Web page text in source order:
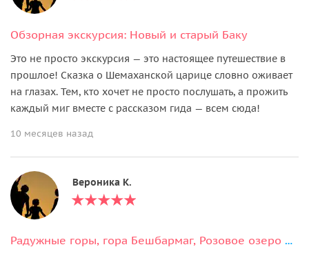
Обзорная экскурсия: Новый и старый Баку
Это не просто экскурсия — это настоящее путешествие в
прошлое! Сказка о Шемаханской царице словно оживает
на глазах. Тем, кто хочет не просто послушать, а прожить
каждый миг вместе с рассказом гида — всем сюда!
10 месяцев назад
Вероника К.
Радужные горы, гора Бешбармаг, Розовое озеро и дегустация черной икры